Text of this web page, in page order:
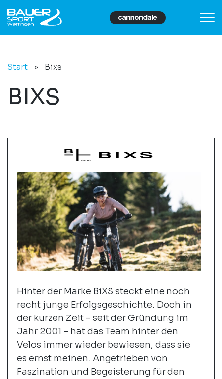
Start » Bixs
BIXS
Hinter der Marke BiXS steckt eine noch
recht junge Erfolgsgeschichte. Doch in
der kurzen Zeit – seit der Gründung im
Jahr 2001 – hat das Team hinter den
Velos immer wieder bewiesen, dass sie
es ernst meinen. Angetrieben von
Faszination und Begeisterung für den